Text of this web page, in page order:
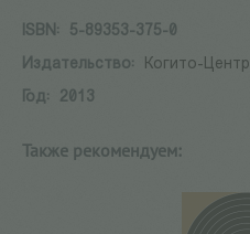
ISBN:
5-89353-375-0
Издательство:
Когито-Центр
Год:
2013
Также рекомендуем: